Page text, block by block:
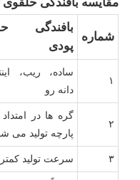
شماره
بافندگی
پودی
۱
ساده، ریب،
دانه رو
۲
گره ها در
پارچه تولید می
۳ سرعت تولید کمتر